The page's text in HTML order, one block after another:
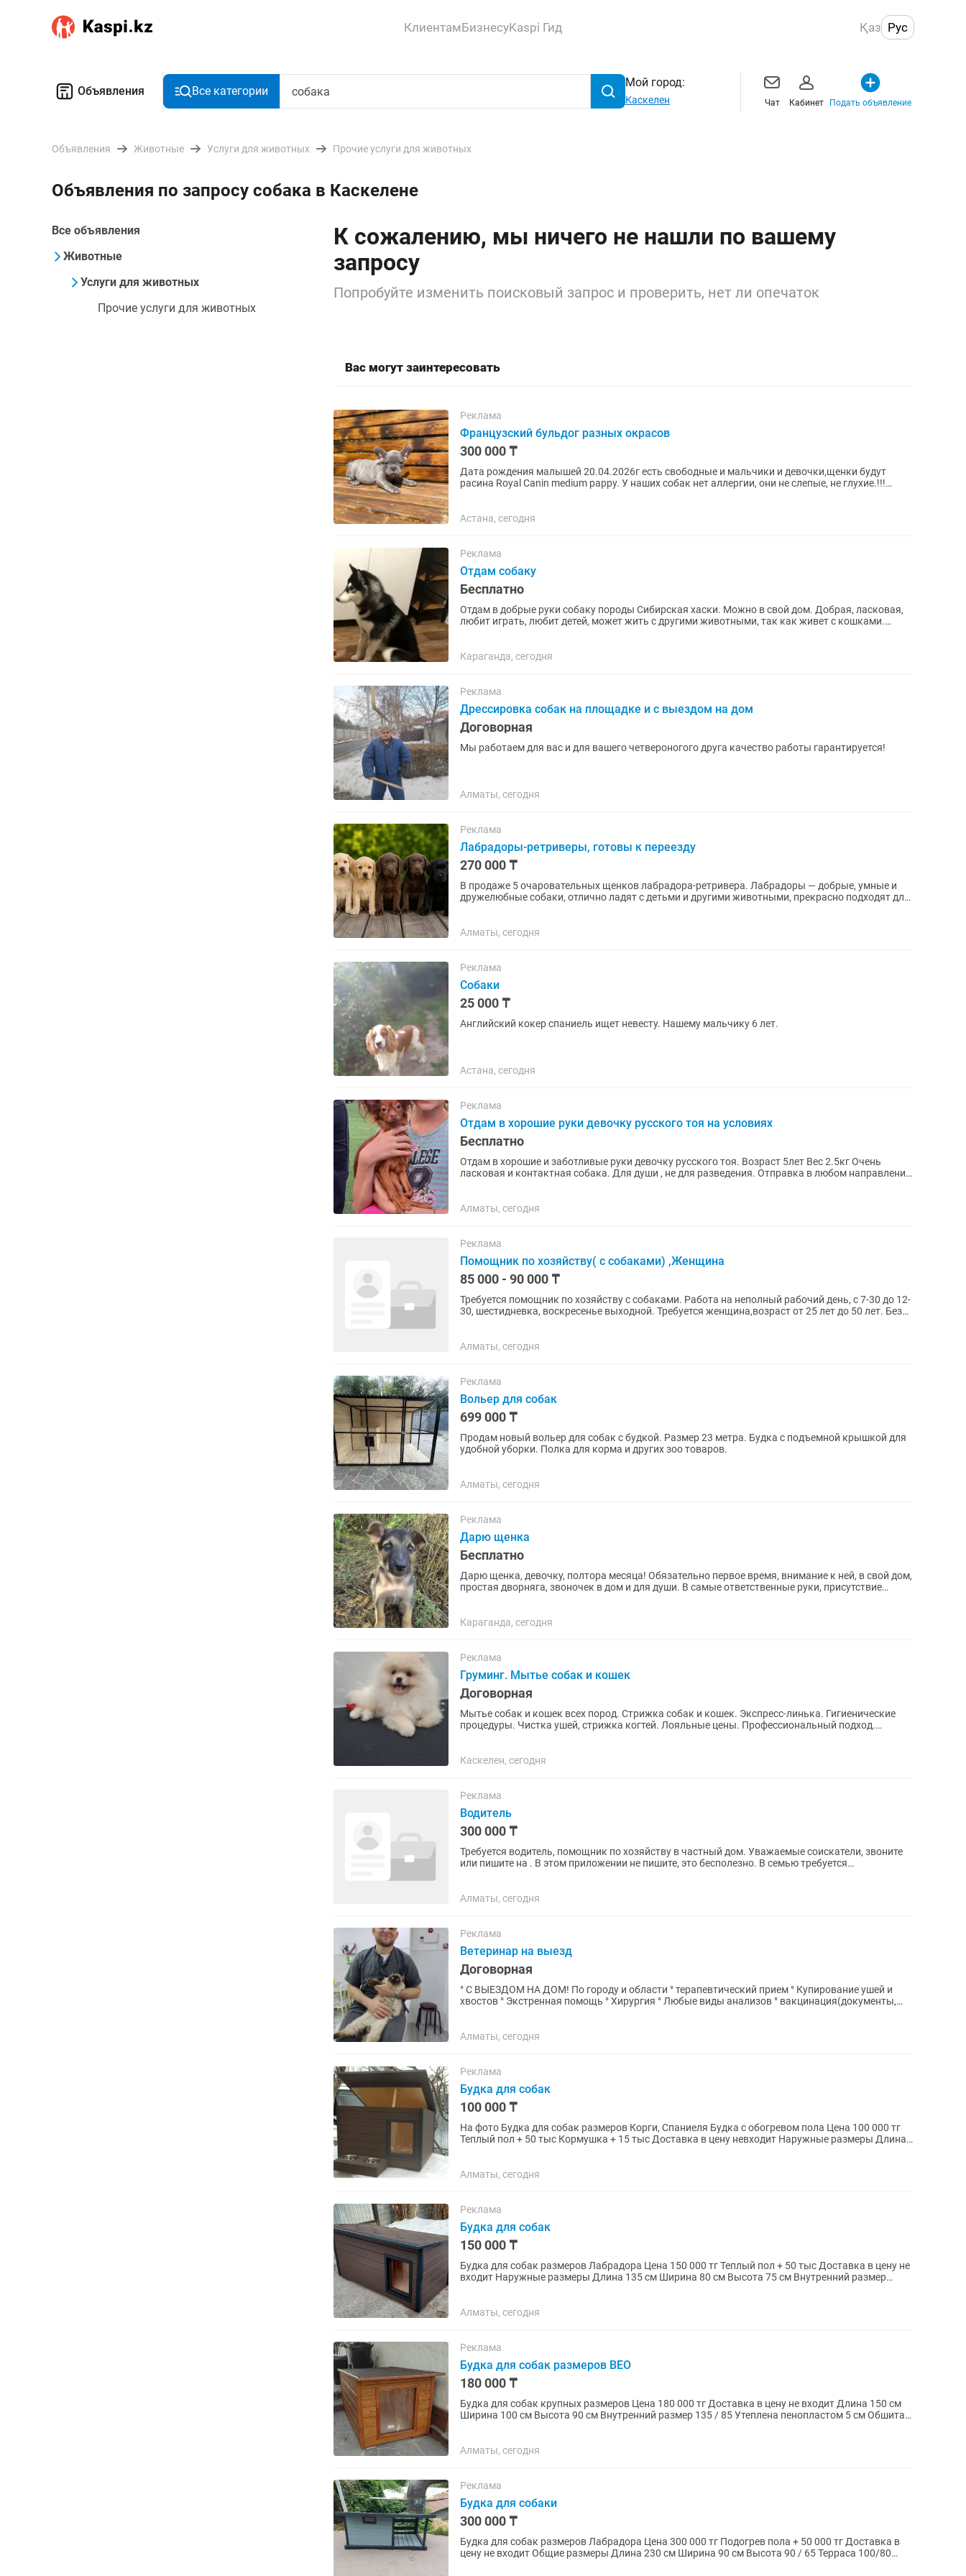
КлиентамБизнесуKaspi Гид Қаз Рус
Объявления Все категории
Мой город:
Каскелен Чат Кабинет Подать объявление
Объявления Животные Услуги для животных Прочие услуги для животных
Объявления по запросу собака в Каскелене
Все объявления
Животные
Услуги для животных
Прочие услуги для животных
К сожалению, мы ничего не нашли по вашему
запросу
Попробуйте изменить поисковый запрос и проверить, нет ли опечаток
Вас могут заинтересовать
Реклама
Французский бульдог разных окрасов
300 000 ₸
Дата рождения малышей 20.04.2026г есть свободные и мальчики и девочки,щенки будут
расина Royal Canin medium pappy. У наших собак нет аллергии, они не слепые, не глухие.!!!
Астана, сегодня
Реклама
Отдам собаку
Бесплатно
Отдам в добрые руки собаку породы Сибирская хаски. Можно в свой дом. Добрая, ласковая,
любит играть, любит детей, может жить с другими животными, так как живет с кошками.
Караганда, сегодня
Реклама
Дрессировка собак на площадке и с выездом на дом
Договорная
Мы работаем для вас и для вашего четвероногого друга качество работы гарантируется!
Алматы, сегодня
Реклама
Лабрадоры-ретриверы, готовы к переезду
270 000 ₸
В продаже 5 очаровательных щенков лабрадора-ретривера. Лабрадоры — добрые, умные и
дружелюбные собаки, отлично ладят с детьми и другими животными, прекрасно подходят для
Алматы, сегодня
Реклама
Собаки
25 000 ₸
Английский кокер спаниель ищет невесту. Нашему мальчику 6 лет.
Астана, сегодня
Реклама
Отдам в хорошие руки девочку русского тоя на условиях
Бесплатно
Отдам в хорошие и заботливые руки девочку русского тоя. Возраст 5лет Вес 2.5кг Очень
ласковая и контактная собака. Для души , не для разведения. Отправка в любом направлении.
Алматы, сегодня
Реклама
Помощник по хозяйству( с собаками) ,Женщина
85 000 - 90 000 ₸
Требуется помощник по хозяйству с собаками. Работа на неполный рабочий день, с 7-30 до 12-
30, шестидневка, воскресенье выходной. Требуется женщина,возраст от 25 лет до 50 лет. Без
Алматы, сегодня
Реклама
Вольер для собак
699 000 ₸
Продам новый вольер для собак с будкой. Размер 23 метра. Будка с подъемной крышкой для
удобной уборки. Полка для корма и других зоо товаров.
Алматы, сегодня
Реклама
Дарю щенка
Бесплатно
Дарю щенка, девочку, полтора месяца! Обязательно первое время, внимание к ней, в свой дом,
простая дворняга, звоночек в дом и для души. В самые ответственные руки, присутствие
Караганда, сегодня
Реклама
Груминг. Мытье собак и кошек
Договорная
Мытье собак и кошек всех пород. Стрижка собак и кошек. Экспресс-линька. Гигиенические
процедуры. Чистка ушей, стрижка когтей. Лояльные цены. Профессиональный подход.
Каскелен, сегодня
Реклама
Водитель
300 000 ₸
Требуется водитель, помощник по хозяйству в частный дом. Уважаемые соискатели, звоните
или пишите на . В этом приложении не пишите, это бесполезно. В семью требуется
Алматы, сегодня
Реклама
Ветеринар на выезд
Договорная
° С ВЫЕЗДОМ НА ДОМ! По городу и области ° терапевтический прием ° Купирование ушей и
хвостов ° Экстренная помощь ° Хирургия ° Любые виды анализов ° вакцинация(документы,
Алматы, сегодня
Реклама
Будка для собак
100 000 ₸
На фото Будка для собак размеров Корги, Спаниеля Будка с обогревом пола Цена 100 000 тг
Теплый пол + 50 тыс Кормушка + 15 тыс Доставка в цену невходит Наружные размеры Длина
Алматы, сегодня
Реклама
Будка для собак
150 000 ₸
Будка для собак размеров Лабрадора Цена 150 000 тг Теплый пол + 50 тыс Доставка в цену не
входит Наружные размеры Длина 135 см Ширина 80 см Высота 75 см Внутренний размер
Алматы, сегодня
Реклама
Будка для собак размеров ВЕО
180 000 ₸
Будка для собак крупных размеров Цена 180 000 тг Доставка в цену не входит Длина 150 см
Ширина 100 см Высота 90 см Внутренний размер 135 / 85 Утеплена пенопластом 5 см Обшита
Алматы, сегодня
Реклама
Будка для собаки
300 000 ₸
Будка для собак размеров Лабрадора Цена 300 000 тг Подогрев пола + 50 000 тг Доставка в
цену не входит Общие размеры Длина 230 см Ширина 90 см Высота 90 / 65 Терраса 100/80